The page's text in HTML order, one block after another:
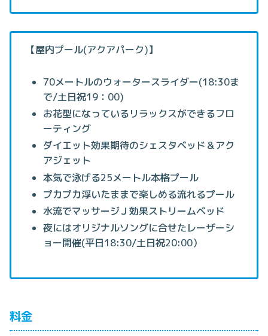
【屋内プール(アクアパーク)】
70メートルのウォータースライダー(18:30ま
で/土日祝19：00)
お花型になっているリラックスができるフロ
ーティング
ダイエット効果期待のシェスタベッド＆アク
アジェット
本気で泳げる25メートル本格プール
プカプカ浮いたままで楽しめる流れるプール
水流でマッサージＪ効果ストリームベッド
夜にはオリジナルソングに合せたレーザーシ
ョー開催(平日18:30/土日祝20:00）
料金